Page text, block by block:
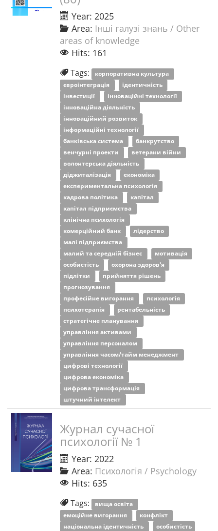
Year: 2025
Area: Інші галузі знань / Other
areas of knowledge
Hits: 161
Tags: корпоративна культура
євроінтеграція
ідентичність
інвестиції
інноваційні технології
інноваційна діяльність
інноваційний розвиток
інформаційні технології
банківська система
банкрутство
венчурні проекти
ветерани війни
волонтерська діяльність
діджиталізація
економіка
експериментальна психологія
кадрова політика
капітал
капітал підприємства
клінічна психологія
комерційний банк
лідерство
малі підприємства
малий та середній бізнес
мотивація
особистість
охорона здоров'я
підлітки
прийняття рішень
прогнозування
професійне вигорання
психологія
психотерапія
рентабельність
стратегічне планування
управління активами
управління персоналом
управління часом/тайм менеджмент
цифрові технології
цифрова економіка
цифрова трансформація
штучний інтелект
Журнал сучасної
психології № 1
Year: 2022
Area: Психологія / Psychology
Hits: 635
Tags: вища освіта
емоційне вигорання
конфлікт
національна ідентичність
особистість